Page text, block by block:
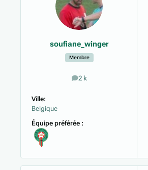
soufiane_winger
Membre
2 k
messages
Ville:
Belgique
Équipe préférée :